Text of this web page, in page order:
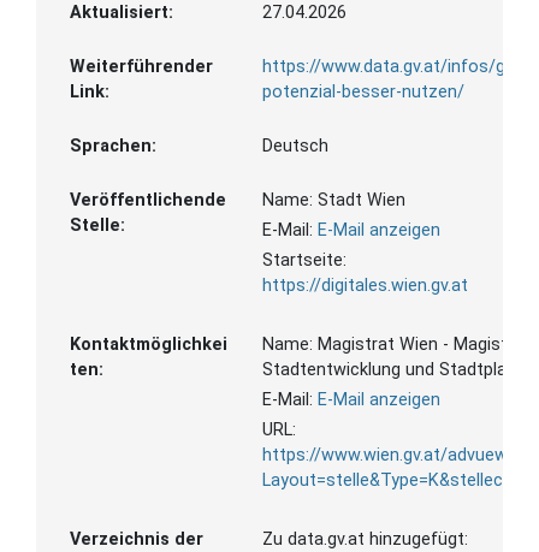
Aktualisiert: 27.04.2026
Weiterführender
Link:
https://www.data.gv.at/infos/
potenzial-besser-nutzen/
Sprachen: Deutsch
Veröffentlichende
Stelle:
Name: Stadt Wien
E-Mail: E-Mail anzeigen
Startseite:
https://digitales.wien.gv.at
Kontaktmöglichkei
ten:
Name: Magistrat Wien -
Stadtentwicklung und
E-Mail: E-Mail anzeigen
URL:
https://www.wien.gv.at/advuew/
Verzeichnis der
Zu data.gv.at hinzugefügt: